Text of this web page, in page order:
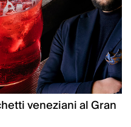
veneziani al Gran